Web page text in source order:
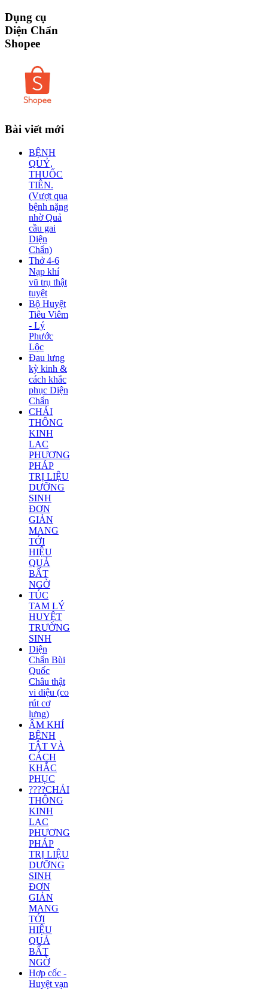
Dụng cụ
Diện Chẩn
Shopee
Bài viết mới
BỆNH
QUỶ,
THUỐC
TIÊN.
(Vượt qua
bệnh nặng
nhờ Quả
cầu gai
Diện
Chẩn)
Thở 4-6
Nạp khí
vũ trụ thật
tuyệt
Bộ Huyệt
Tiêu Viêm
- Lý
Phước
Lộc
Đau lưng
kỳ kinh &
cách khắc
phục Diện
Chẩn
CHẢI
THÔNG
KINH
LẠC
PHƯƠNG
PHÁP
TRỊ LIỆU
DƯỠNG
SINH
ĐƠN
GIẢN
MANG
TỚI
HIỆU
QUẢ
BẤT
NGỜ
TÚC
TAM LÝ
HUYỆT
TRƯỜNG
SINH
Diện
Chẩn Bùi
Quốc
Châu thật
vi diệu (co
rút cơ
lưng)
ÂM KHÍ
BỆNH
TẬT VÀ
CÁCH
KHẮC
PHỤC
????CHẢI
THÔNG
KINH
LẠC
PHƯƠNG
PHÁP
TRỊ LIỆU
DƯỠNG
SINH
ĐƠN
GIẢN
MANG
TỚI
HIỆU
QUẢ
BẤT
NGỜ
Hợp cốc -
Huyệt vạn